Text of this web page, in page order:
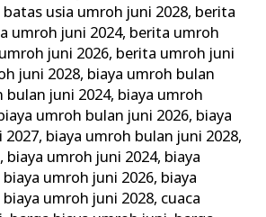
batas usia umroh juni 2028, berita
umroh juni 2024, berita umroh
juni 2026, berita umroh juni
juni 2028, biaya umroh bulan
bulan juni 2024, biaya umroh
umroh bulan juni 2026, biaya
2027, biaya umroh bulan juni 2028,
, biaya umroh juni 2024, biaya
biaya umroh juni 2026, biaya
biaya umroh juni 2028, cuaca